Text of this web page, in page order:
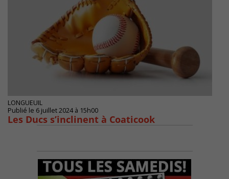
LONGUEUIL
Publié le 6 juillet 2024 à 15h00
Les Ducs s’inclinent à Coaticook